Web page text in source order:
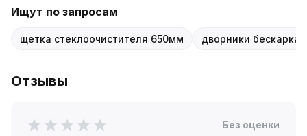
Ищут по запросам
щетка стеклоочистителя 650мм дворники
Отзывы
Без оценки